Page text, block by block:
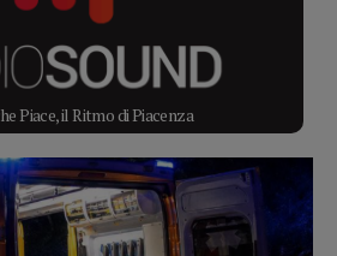
Piace, il Ritmo di Piacenza